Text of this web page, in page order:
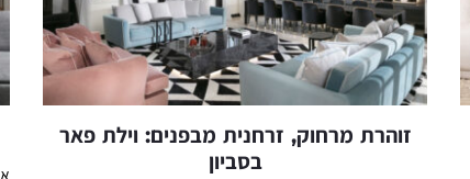
זוהרת מרחוק, זרחנית מבפנים: וילת פאר
בסביון